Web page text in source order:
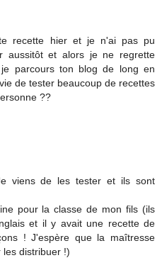
recette hier et je n'ai pas pu
aussitôt et alors je ne regrette
parcours ton blog de long en
de tester beaucoup de recettes
??
viens de les tester et ils sont
pour la classe de mon fils (ils
et il y avait une recette de
! J'espère que la maîtresse
distribuer !)